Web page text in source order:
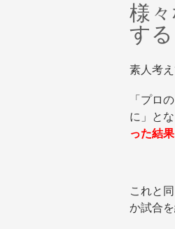
様
する
素人考
「プロ
に」と
った結
これと
か試合